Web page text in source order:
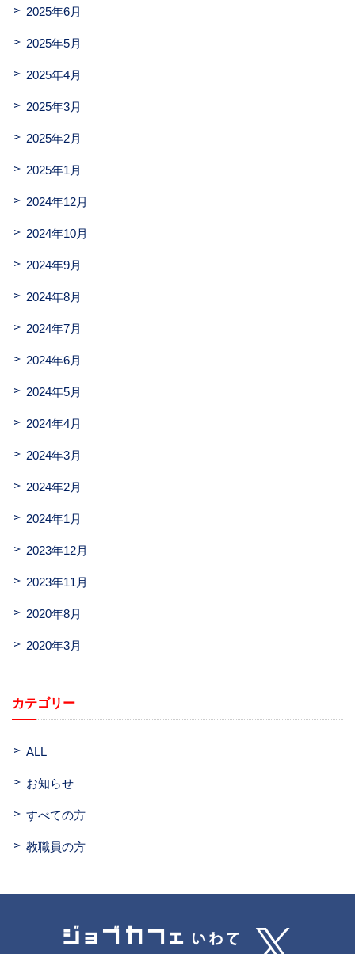
2025年6月
2025年5月
2025年4月
2025年3月
2025年2月
2025年1月
2024年12月
2024年10月
2024年9月
2024年8月
2024年7月
2024年6月
2024年5月
2024年4月
2024年3月
2024年2月
2024年1月
2023年12月
2023年11月
2020年8月
2020年3月
カテゴリー
ALL
お知らせ
すべての方
教職員の方